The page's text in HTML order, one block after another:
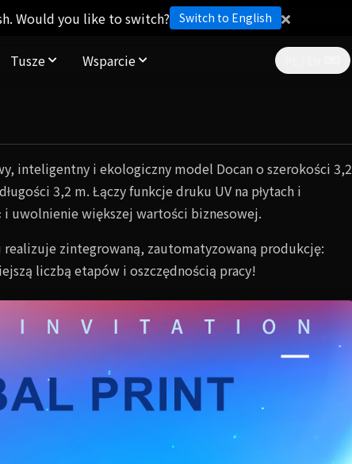
Tusze Wsparcie
Would you like to switch? Switch to English
inteligentny i ekologiczny model Docan o szerokości 3,2
3,2 m. Łączy funkcje druku UV na płytach i
uwolnienie większej wartości biznesowej.
realizuje zintegrowaną, zautomatyzowaną produkcję:
liczbą etapów i oszczędnością pracy!